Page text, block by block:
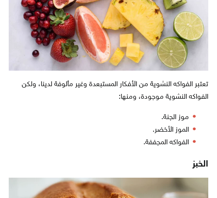
تعتبر الفواكه النشوية من الأفكار المستبعدة وغير مألوفة لدينا، ولكن
الفواكه النشوية موجودة، ومنها:
موز الجنة.
الموز الأخضر.
الفواكه المجففة.
الخبز